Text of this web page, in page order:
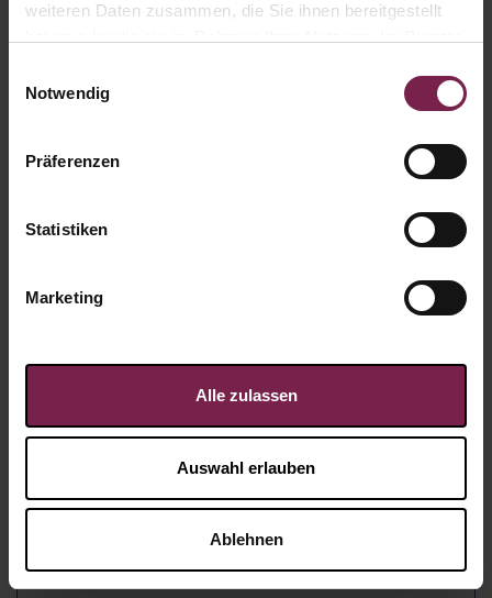
weiteren Daten zusammen, die Sie ihnen bereitgestellt
Notwendig
Präferenzen
Statistiken
Marketing
Alle zulassen
Auswahl erlauben
Ablehnen
Karte: Branchenbildnis -
Medizin